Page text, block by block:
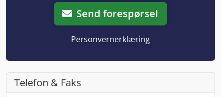
Send forespørsel
Personvernerklæring
Telefon & Faks